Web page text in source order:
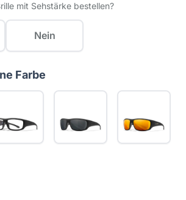
mit Sehstärke bestellen?
Nein
Farbe